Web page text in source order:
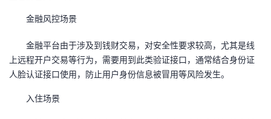
金融风控场景
金融平台由于涉及到钱财交易，对安全性要求较高，尤其是线
上远程开户交易等行为，需要用到此类验证接口，通常结合身份证
人脸认证接口使用，防止用户身份信息被冒用等风险发生。
入住场景